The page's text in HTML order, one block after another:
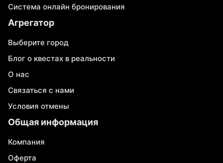
Система онлайн бронирования
Агрегатор
Выберите город
Блог о квестах в реальности
О нас
Связаться с нами
Условия отмены
Общая информация
Компания
Оферта